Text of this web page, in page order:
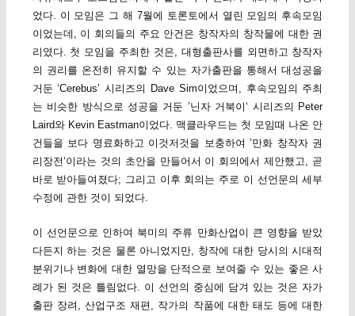
었다. 이 모임은 그 해 7월에 토론토에서 열린 모임의 후속모임
이었는데, 이 회의들의 주요 안건은 창작자의 창작물에 대한 권
리였다. 첫 모임을 주최한 것은, 대형출판사를 외면하고 창작자
의 권리를 온전히 유지할 수 있는 자가출판을 통해서 대성공을
거둔 ‘Cerebus’ 시리즈의 Dave Sim이었으며, 후속모임의 주최
는 비슷한 방식으로 성공을 거둔 ’닌자 거북이‘ 시리즈의 Peter
Laird와 Kevin Eastman이었다. 맥클라우드는 첫 모임때 나온 안
건들을 보다 명료화하고 이것저것을 보충하여 ’만화 창작자 권
리장전‘이라는 것의 초안을 만들어서 이 회의에서 제안했고, 곧
바로 받아들여졌다; 그리고 이후 회의는 주로 이 선언문의 세부
수정에 관한 것이 되었다.
이 선언문으로 인하여 북미의 주류 만화산업이 큰 영향을 받았
다든지 하는 것은 물론 아니었지만, 창작에 대한 당시의 시대적
분위기나 변화에 대한 열망을 단적으로 보여줄 수 있는 좋은 사
례가 된 것은 틀림없다. 이 선언의 중심에 담겨 있는 것은 자가
출판 장려, 산업구조 재편, 작가의 작품에 대한 태도 등에 대한